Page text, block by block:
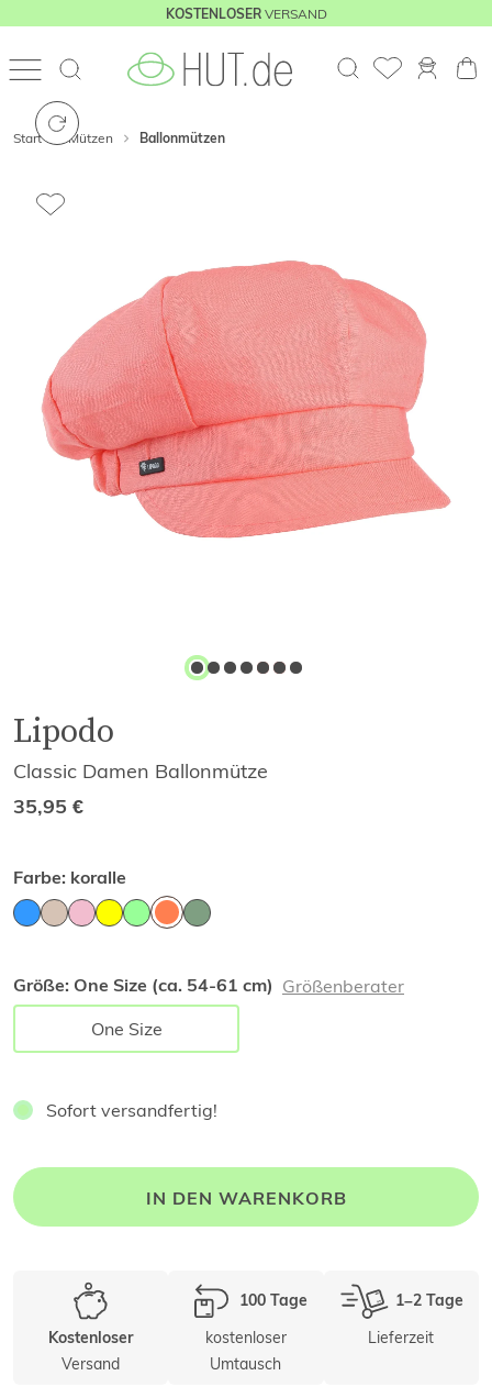
KOSTENLOSERVERSAND
Start Mützen Ballonmützen
Lipodo
Classic Damen Ballonmütze
35,95 €
Farbe: koralle
Größe: One Size (ca. 54-61 cm) Größenberater
One Size
Sofort versandfertig!
IN DEN WARENKORB
Kostenloser
Versand
100 Tage
kostenloser
Umtausch
1–2 Tage
Lieferzeit